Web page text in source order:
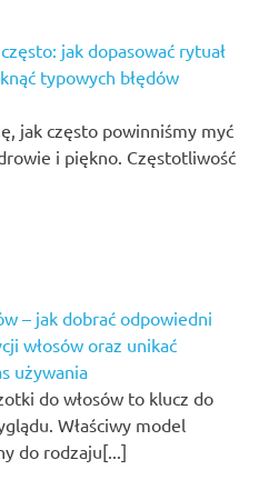
jak dopasować rytuał
typowych błędów
jak często powinniśmy myć
i piękno. Częstotliwość
– jak dobrać odpowiedni
włosów oraz unikać
używania
do włosów to klucz do
Właściwy model
do rodzaju[...]